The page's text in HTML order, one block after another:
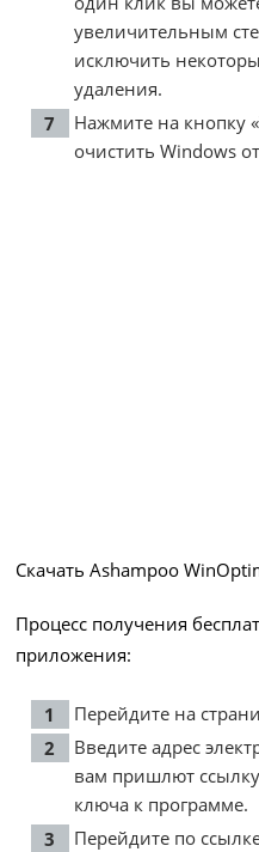
увеличительным
исключить
удаления.
Нажмите на кнопку
очистить Windows
Скачать Ashampoo
Процесс получения
приложения:
Перейдите на
Введите адрес
вам пришлют
ключа к программе.
Перейдите по